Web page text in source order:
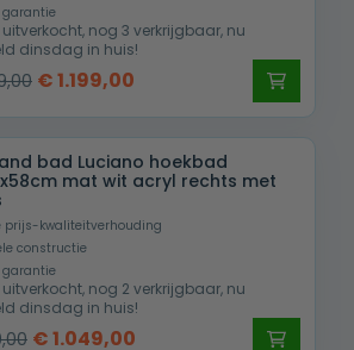
garantie
nog 3 verkrijgbaar, nu
dinsdag in huis!
Oorspronkelijke
was:
€ 2.009,00.
€1.199,00
is:
€ 1.199,00.
bad Luciano hoekbad
mat wit acryl rechts met
prijs-kwaliteitverhouding
constructie
garantie
nog 2 verkrijgbaar, nu
dinsdag in huis!
Oorspronkelijke
€1.049,00